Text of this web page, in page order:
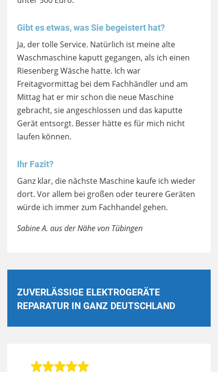
Gibt es etwas, was Sie begeistert hat?
Ja, der tolle Service. Natürlich ist meine alte
Waschmaschine kaputt gegangen, als ich einen
Riesenberg Wäsche hatte. Ich war
Freitagvormittag bei dem Fachhändler und am
Mittag hat er mir schon die neue Maschine
gebracht, sie angeschlossen und das kaputte
Gerät entsorgt. Besser hätte es für mich nicht
laufen können.
Ihr Fazit?
Ganz klar, die nächste Maschine kaufe ich wieder
dort. Vor allem bei großen oder teurere Geräten
würde ich immer zum Fachhandel gehen.
Sabine A. aus der Nähe von Tübingen
ZUVERLÄSSIGE ELEKTROGERÄTE
REPARATUR IN GANZ DEUTSCHLAND